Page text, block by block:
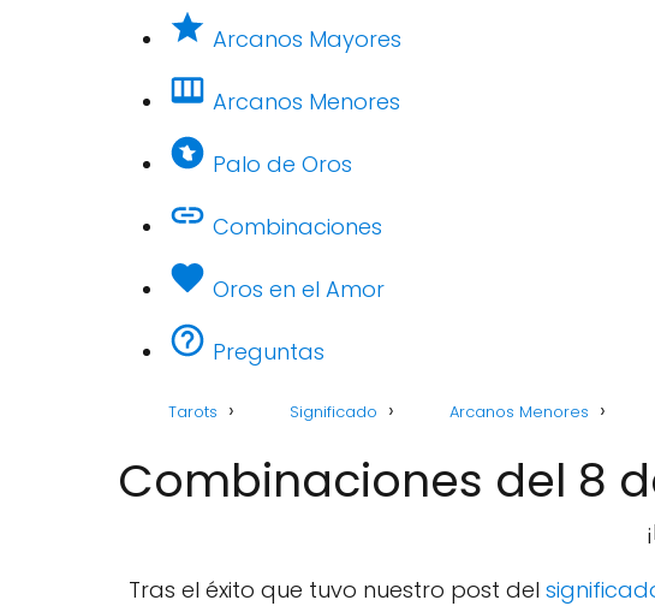
Arcanos Mayores
Arcanos Menores
Palo de Oros
Combinaciones
Oros en el Amor
Preguntas
Tarots Significado Arcanos Menores
Combinaciones del 8
Tras el éxito que tuvo nuestro post del